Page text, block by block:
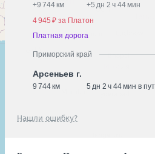
+9 744 км +5 дн 2 ч 44 мин
4 945 ₽ за Платон
Платная дорога
Приморский край
Арсеньев г.
9 744 км 5 дн 2 ч 44 мин в
Нашли ошибку?